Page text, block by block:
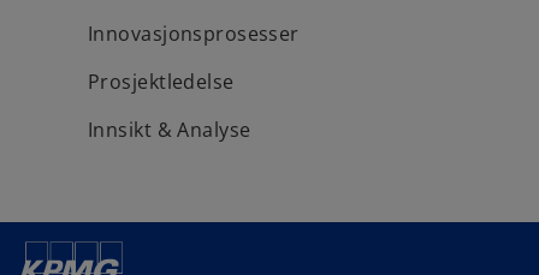
Innovasjonsprosesser
Prosjektledelse
Innsikt & Analyse